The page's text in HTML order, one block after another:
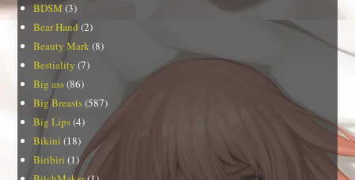
BDSM (3)
Bear Hand (2)
Beauty Mark (8)
Bestiality (7)
Big ass(86)
Big Breasts(587)
Big Lips(4)
Bikini (18)
Biribiri (1)